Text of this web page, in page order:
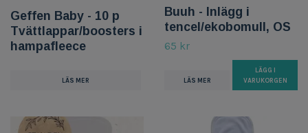
Geffen Baby - 10 p
Tvättlappar/boosters i
hampafleece
LÄS MER
Buuh - Inlägg i
tencel/ekobomull, OS
65 kr
LÄS MER
LÄGG I
VARUKORGEN